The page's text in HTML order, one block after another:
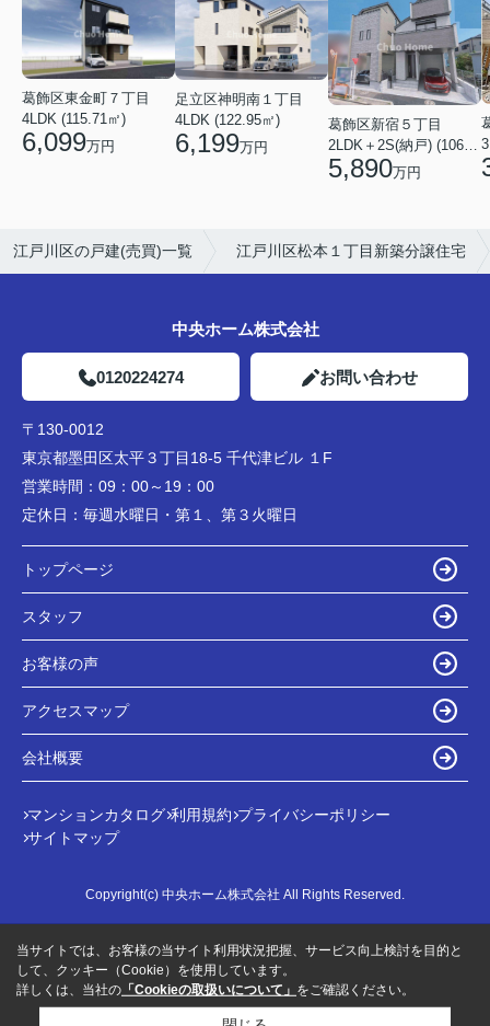
葛飾区東金町７丁目
4LDK (115.71㎡)
6,099万円
足立区神明南１丁目
4LDK (122.95㎡)
6,199万円
葛飾区新宿５丁目
2LDK＋2S(納戸) (106.19㎡)
5,890万円
江戸川区の戸建(売買)一覧 江戸川区松本１丁目新築分譲住宅
中央ホーム株式会社
0120224274 お問い合わせ
〒130-0012
東京都墨田区太平３丁目18-5 千代津ビル １F
営業時間： 09：00～19：00
定休日： 毎週水曜日・第１、第３火曜日
トップページ
スタッフ
お客様の声
アクセスマップ
会社概要
マンションカタログ 利用規約 プライバシーポリシー
サイトマップ
Copyright(c) 中央ホーム株式会社 All Rights Reserved.
当サイトでは、お客様の当サイト利用状況把握、サービス向上検討を目的と
して、クッキー（Cookie）を使用しています。
詳しくは、当社の 「Cookieの取扱いについて」 をご確認ください。